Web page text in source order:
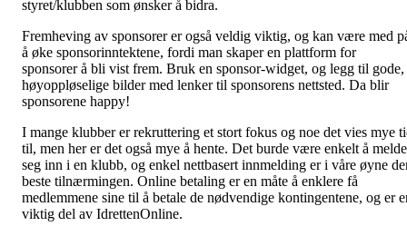
styret/klubben som ønsker å bidra.
Fremheving av sponsorer er også veldig viktig, og kan være med
å øke sponsorinntektene, fordi man skaper en plattform for
sponsorer å bli vist frem. Bruk en sponsor-widget, og legg til gode,
høyoppløselige bilder med lenker til sponsorens nettsted. Da blir
sponsorene happy!
I mange klubber er rekruttering et stort fokus og noe det vies mye
til, men her er det også mye å hente. Det burde være enkelt å melde
seg inn i en klubb, og enkel nettbasert innmelding er i våre øyne
beste tilnærmingen. Online betaling er en måte å enklere få
medlemmene sine til å betale de nødvendige kontingentene, og er
viktig del av IdrettenOnline.